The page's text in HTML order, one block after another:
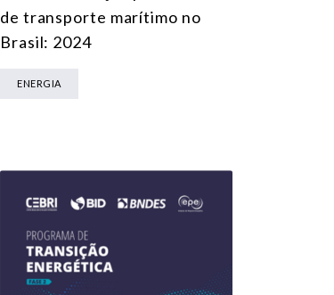
de transporte marítimo no
Brasil: 2024
ENERGIA